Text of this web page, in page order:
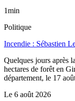
1min
Politique
Incendie : Sébastien
Quelques jours après
hectares de forêt en
département, le 17
Le 6 août 2026